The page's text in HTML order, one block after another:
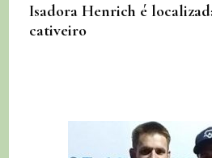
Isadora Henrich é
cativeiro